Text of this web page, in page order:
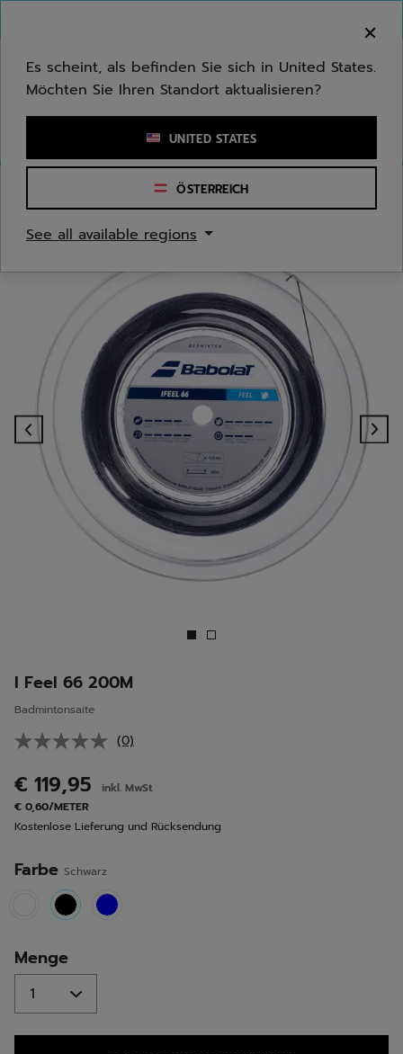
Stichwort oder Artikelnummer eingeben
I Feel 66 200M
Badmintonsaite
Kein
auf
Seite.
(0)
€ 119,95
inkl. MwSt
€ 0,60/METER
Kostenlose Lieferung und Rücksendung
Farbe Schwarz
selected
Menge
Es scheint, als befinden Sie sich in United States.
Möchten Sie Ihren Standort aktualisieren?
UNITED STATES
ÖSTERREICH
See all available regions